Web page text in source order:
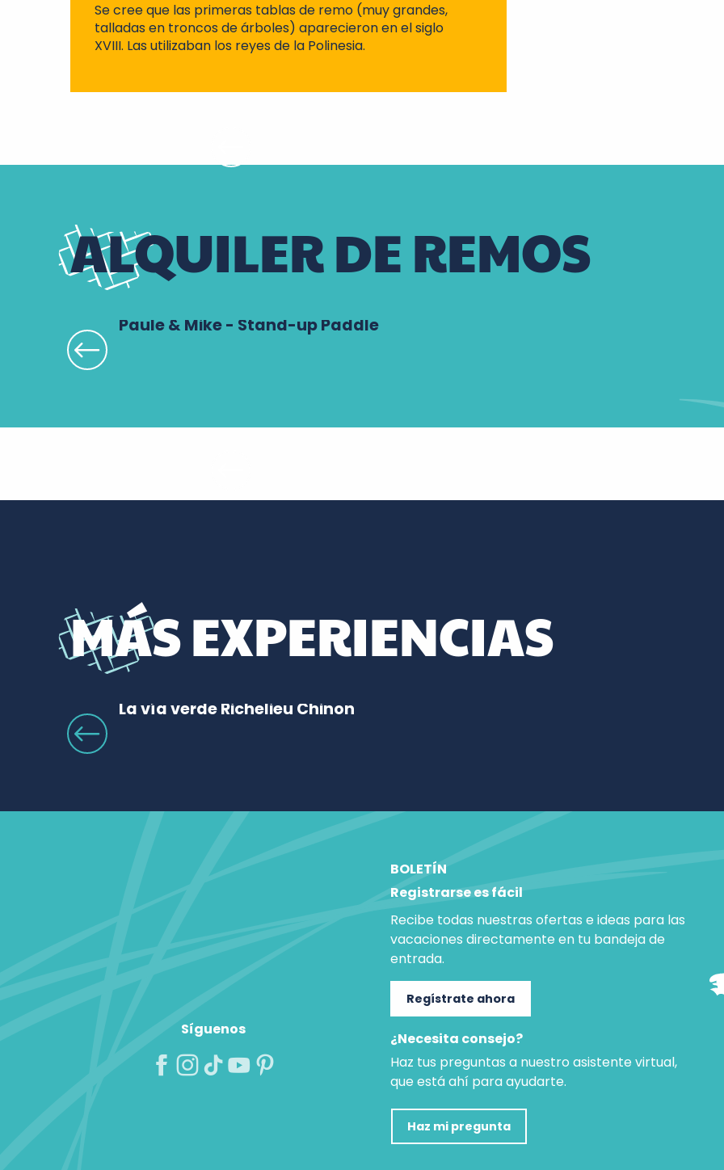
Se cree que las primeras tablas de remo (muy grandes,
talladas en troncos de árboles) aparecieron en el siglo
XVIII. Las utilizaban los reyes de la Polinesia.
ALQUILER DE REMOS
Paule & Mike - Stand-up Paddle
MÁS EXPERIENCIAS
La vía verde Richelieu Chinon
Síguenos
BOLETÍN
Registrarse es fácil
Recibe todas nuestras ofertas e ideas para las
vacaciones directamente en tu bandeja de
entrada.
Regístrate ahora
¿Necesita consejo?
Haz tus preguntas a nuestro asistente virtual,
que está ahí para ayudarte.
Haz mi pregunta